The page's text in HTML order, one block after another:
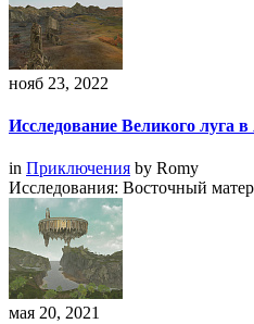
нояб 23, 2022
Исследование Великого луга
in Приключения by Romy
Исследования: Восточный
мая 20, 2021